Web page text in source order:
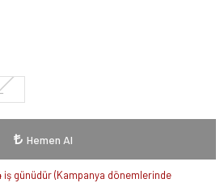
Hemen Al
iş günüdür (Kampanya dönemlerinde